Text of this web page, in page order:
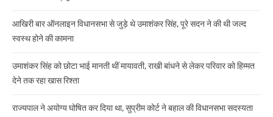
आखिरी बार ऑनलाइन विधानसभा से जुड़े थे उमाशंकर सिंह, पूरे सदन ने की थी जल्द
स्वस्थ होने की कामना
उमाशंकर सिंह को छोटा भाई मानती थीं मायावती, राखी बांधने से लेकर परिवार को हिम्मत
देने तक रहा खास रिश्ता
राज्यपाल ने अयोग्य घोषित कर दिया था, सुप्रीम कोर्ट ने बहाल की विधानसभा सदस्यता